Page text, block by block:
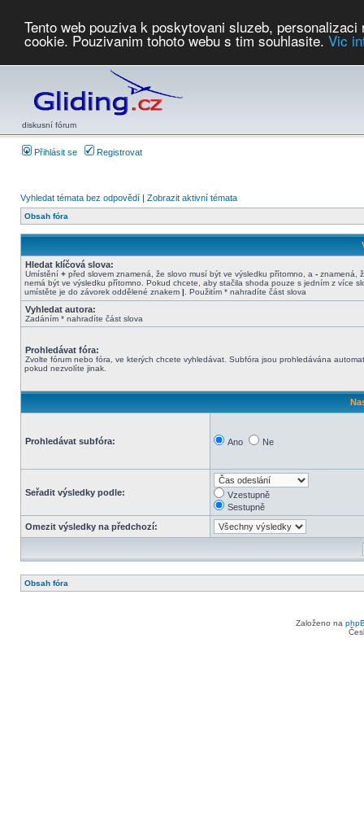
Tento web pouziva k poskytovani sluzeb,
cookie. Pouzivanim tohoto webu s tim souhlasite. Vic
diskusní fórum
Přihlásit se Registrovat
Vyhledat témata bez odpovědí | Zobrazit aktivní témata
Obsah fóra
Hledat klíčová slova:
Umístění + před slovem znamená, že slovo musí být ve výsledku přítomno, a - znamená,
nemá být ve výsledku přítomno. Pokud chcete, aby stačila shoda pouze s jedním z více
umístěte je do závorek oddělené znakem | . Použitím * nahradíte část slova
Vyhledat autora:
Zadáním * nahradíte část slova
Prohledávat fóra:
Zvolte fórum nebo fóra, ve kterých chcete vyhledávat. Subfóra jsou prohledávána
pokud nezvolíte jinak.
Prohledávat subfóra: Ano Ne
Seřadit výsledky podle:
Vzestupně
Sestupně
Omezit výsledky na předchozí:
Obsah fóra
Založeno na